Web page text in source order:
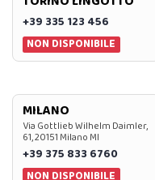
+39 335 123 456
NON DISPONIBILE
MILANO
Via Gottlieb Wilhelm Daimler,
61, 20151 Milano MI
+39 375 833 6760
NON DISPONIBILE